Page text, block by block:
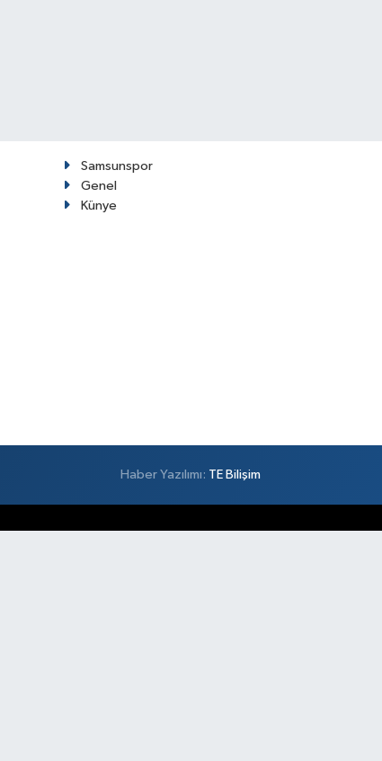
Samsunspor
Genel
Künye
Haber Yazılımı: TE Bilişim